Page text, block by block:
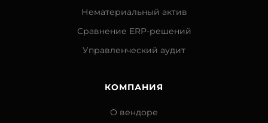
Нематериальный актив
Сравнение ERP-решений
Управленческий аудит
КОМПАНИЯ
О вендоре